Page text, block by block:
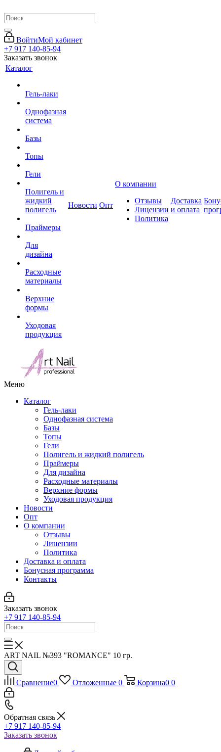
ВойтиМой кабинет
+7 917 140-85-94
Заказать звонок
Каталог
Гель-лаки
Однофазная
система
Базы
Топы
Гели
Полигель и
жидкий
полигель
Праймеры
Для
дизайна
Расходные
материалы
Верхние
формы
Уходовая
продукция
Новости Опт
О компании
Отзывы
Лицензии
Политика
Доставка
и оплата
Меню
Каталог
Гель-лаки
Однофазная система
Базы
Топы
Гели
Полигель и жидкий полигель
Праймеры
Для дизайна
Расходные материалы
Верхние формы
Уходовая продукция
Новости
Опт
О компании
Отзывы
Лицензии
Политика
Доставка и оплата
Бонусная программа
Контакты
Заказать звонок
+7 917 140-85-94
ART NAIL №393 "ROMANCE" 10 гр.
Сравнение0 Отложенные 0 Корзина0 0
Обратная связь
+7 917 140-85-94
Заказать звонок